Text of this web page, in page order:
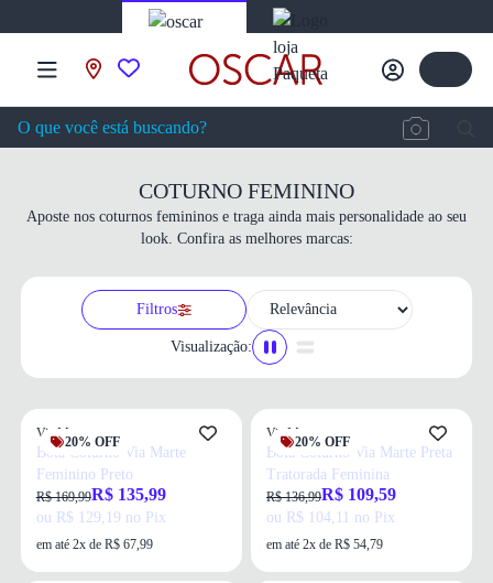
COTURNO FEMININO
Aposte nos coturnos femininos e traga ainda mais personalidade ao seu
look. Confira as melhores marcas:
Filtros
Visualização:
20% OFF
Via Marte
Bota Coturno Via Marte
Feminino Preto
R$ 169,99R$ 135,99
ou R$ 129,19 no Pix
em até 2x de R$ 67,99
20% OFF
Via Marte
Bota Coturno Via Marte Preta
Tratorada Feminina
R$ 136,99R$ 109,59
ou R$ 104,11 no Pix
em até 2x de R$ 54,79